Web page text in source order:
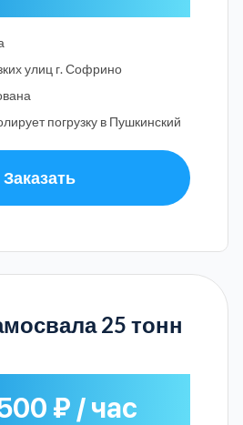
улиц г. Софрино
погрузку в Пушкинский
Заказать
25 тонн
₽ / час